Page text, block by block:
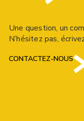
Une question, un
N’hésitez pas,
CONTACTEZ-NOUS